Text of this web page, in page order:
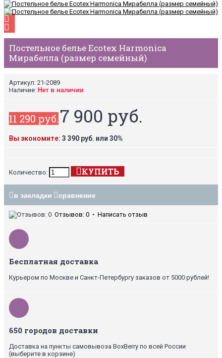
Постельное белье Ecotex Harmonica
Мирабелла (размер семейный)
Артикул: 21-2089
Наличие: Нет в наличии
11 290 руб.7 900 руб.
Вы экономите: 3 390 руб. или 30%
Количество: КУПИТЬ
в закладки сравнение
Отзывов: 0 • Написать отзыв
Бесплатная доставка
Курьером по Москве и Санкт-Петербургу заказов от 5000 рублей!
650 городов доставки
Доставка на пункты самовывоза BoxBerry по всей России
(выберите в корзине)